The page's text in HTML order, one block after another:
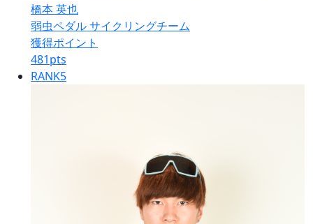
橋本 英也
弱虫ペダル サイクリングチーム
獲得ポイント
481pts
RANK5